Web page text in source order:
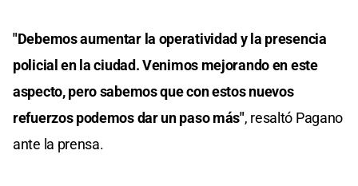
"Debemos aumentar la operatividad y la presencia
policial en la ciudad. Venimos mejorando en este
aspecto, pero sabemos que con estos nuevos
refuerzos podemos dar un paso más", resaltó Pagano
ante la prensa.